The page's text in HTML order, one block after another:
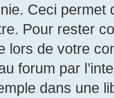
Ceci permet
Pour rester
lors de votre
forum par
dans une